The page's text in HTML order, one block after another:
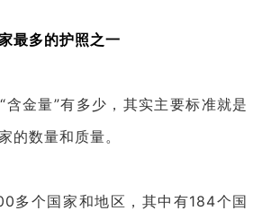
最多的护照之一
含金量”有多少，其实主要标准就是
的数量和质量。
多个国家和地区，其中有184个国